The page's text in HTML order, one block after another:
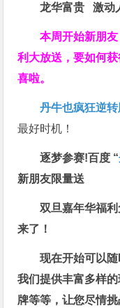
龙华富贵 激动
本周开始新朋
利大放送，要如何
喜啦。
丹牛也疯狂逆转
最好时机！
逐梦参赛!百度 “
新朋友限量送
双旦嘉年华福利
来了！
现在开始可以
我们提供丰富多样
牌等等，让您尽情